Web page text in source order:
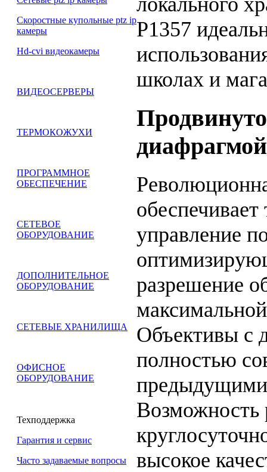
Скоростные купольные ptz ip
камеры
Hd-cvi видеокамеры
ВИДЕОСЕРВЕРЫ
ТЕРМОКОЖУХИ
ПРОГРАММНОЕ
ОБЕСПЕЧЕНИЕ
СЕТЕВОЕ
ОБОРУДОВАНИЕ
ДОПОЛНИТЕЛЬНОЕ
ОБОРУДОВАНИЕ
СЕТЕВЫЕ ХРАНИЛИЩА
ОФИСНОЕ
ОБОРУДОВАНИЕ
Техподдержка
Гарантия и сервис
Часто задаваемые вопросы
P1357
школах и
диафрагмой
обеспечивает
управление
разрешение
Объективы с
полностью
Возможность
высокое